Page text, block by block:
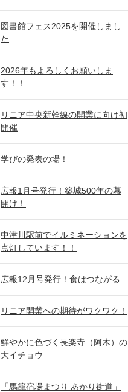
図書館フェス2025を開催しまし
た
2026年もよろしくお願いしま
す！！
リニア中央新幹線の開業に向け初
開催
学びの発表の場！
広報1月号発行！築城500年の幕
開け！
中津川駅前でイルミネーションを
点灯しています！！
広報12月号発行！食はつながる
リニア開業への期待がワクワク！
鮮やかに色づく長楽寺（阿木）の
大イチョウ
「馬籠宿場まつり あかり街道」